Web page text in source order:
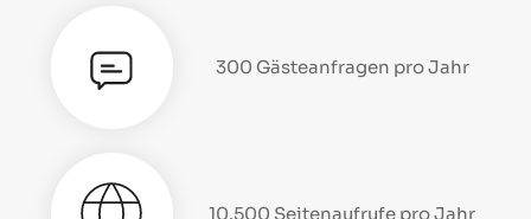
300 Gästeanfragen pro Jahr
10.500 Seitenaufrufe pro Jahr